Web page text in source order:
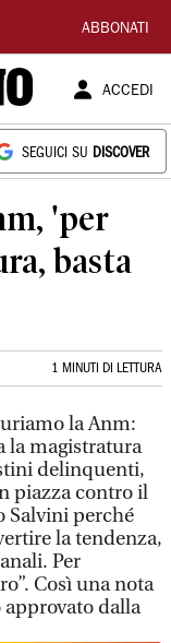
ABBONATI
ACCEDI
SEGUICI SU DISCOVER
'per
basta
1 MINUTI DI LETTURA
la Anm:
la magistratura
delinquenti,
piazza contro il
Salvini perché
la tendenza,
Per
Così una nota
dalla